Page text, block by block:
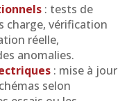
: tests de
charge, vérification
réelle,
anomalies.
: mise à jour
selon